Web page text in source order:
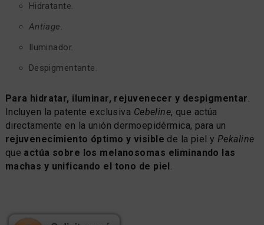
Hidratante.
Antiage.
Iluminador.
Despigmentante.
Para hidratar, iluminar, rejuvenecer y despigmentar.
Incluyen la patente exclusiva Cebeline, que actúa
directamente en la unión dermoepidérmica, para un
rejuvenecimiento óptimo y visible de la piel yPekaline
que actúa sobre los melanosomas eliminando las
machas y unificando el tono de piel .